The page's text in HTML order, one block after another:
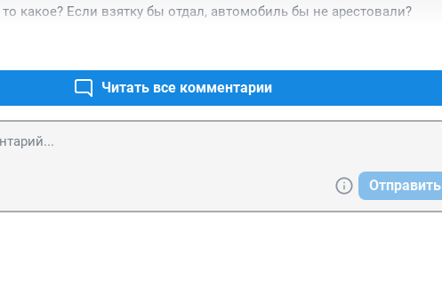
какое? Если взятку бы отдал, автомобиль бы не арестовали?
Читать все комментарии
Отправить